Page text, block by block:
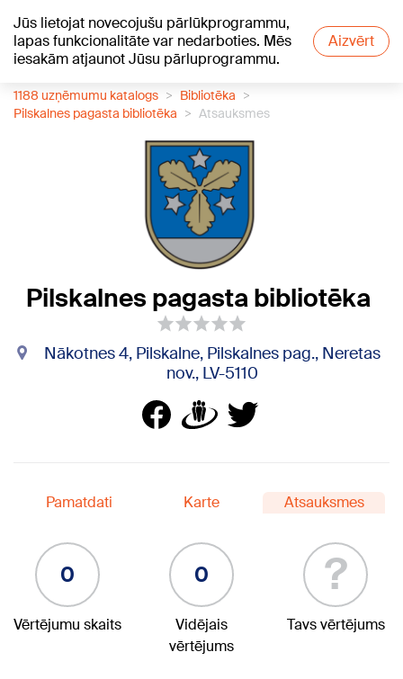
Jūs lietojat novecojušu pārlūkprogrammu,
lapas funkcionalitāte var nedarboties. Mēs
iesakām atjaunot Jūsu pārluprogrammu.
Aizvērt
+20°C
1188 uzņēmumu katalogs
Bibliotēka
Pilskalnes pagasta bibliotēka
Atsauksmes
Pilskalnes pagasta bibliotēka
Nākotnes 4, Pilskalne, Pilskalnes pag., Neretas
nov., LV-5110
Pamatdati Karte Atsauksmes
0
Vērtējumu skaits
0
Vidējais
vērtējums
?
Tavs vērtējums